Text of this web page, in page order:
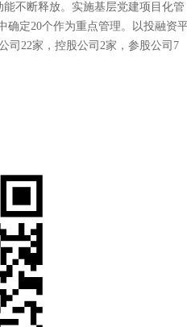
不断释放。实施基层党建项目化管
确定20个作为重点管理。以投融资
司22家，控股公司2家，参股公司7